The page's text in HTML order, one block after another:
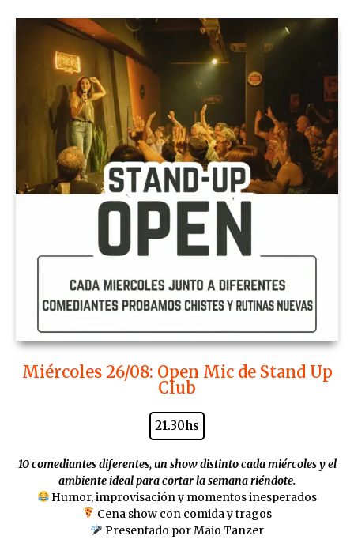
Miércoles 26/08: Open Mic de Stand Up
Club
21.30hs
10 comediantes diferentes, un show distinto cada miércoles y el
ambiente ideal para cortar la semana riéndote.
Humor, improvisación y momentos inesperados
Cena show con comida y tragos
Presentado por Maio Tanzer